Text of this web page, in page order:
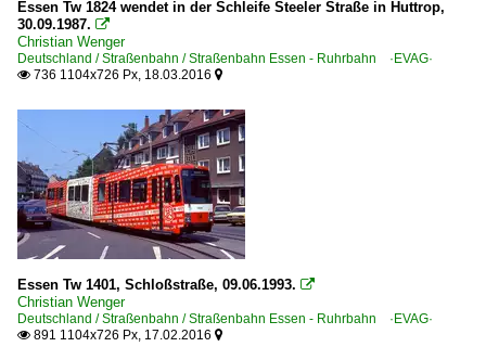
Essen Tw 1824 wendet in der Schleife Steeler Straße in Huttrop,
30.09.1987. 
Christian Wenger
Deutschland / Straßenbahn / Straßenbahn Essen - Ruhrbahn ·EVAG·
 736 1104x726 Px, 18.03.2016 
Essen Tw 1401, Schloßstraße, 09.06.1993. 
Christian Wenger
Deutschland / Straßenbahn / Straßenbahn Essen - Ruhrbahn ·EVAG·
 891 1104x726 Px, 17.02.2016 